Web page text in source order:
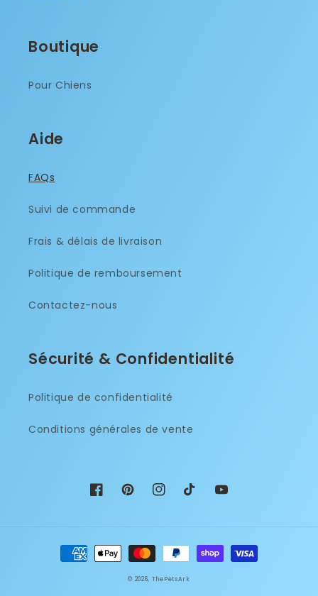
Boutique
Pour Chiens
Aide
FAQs
Suivi de commande
Frais & délais de livraison
Politique de remboursement
Contactez-nous
Sécurité & Confidentialité
Politique de confidentialité
Conditions générales de vente
FacebookPinterestInstagramTikTokYouTube
Moyens
de
© 2026, ThePetsArk